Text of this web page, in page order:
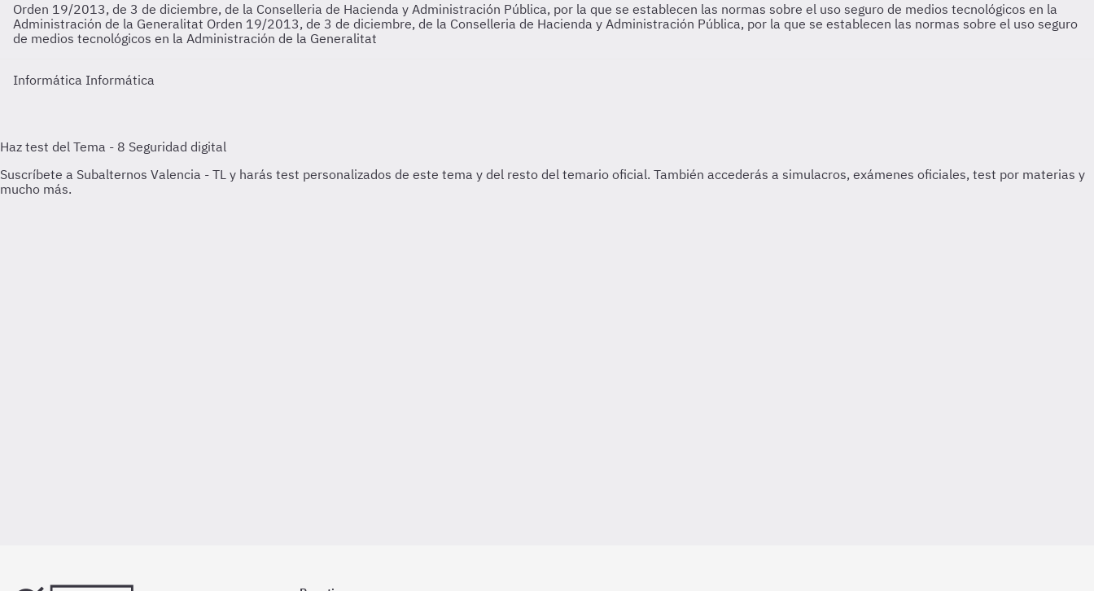
Orden 19/2013, de 3 de diciembre, de la Conselleria de Hacienda y Administración Pública, por la que se establecen las normas sobre el uso seguro de medios tecnológicos en la
Administración de la Generalitat Orden 19/2013, de 3 de diciembre, de la Conselleria de Hacienda y Administración Pública, por la que se establecen las normas sobre el uso seguro
de medios tecnológicos en la Administración de la Generalitat
Informática Informática